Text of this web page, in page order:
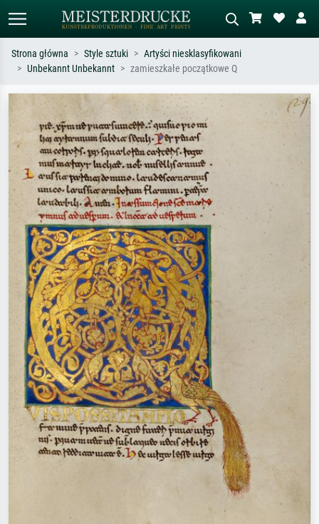
Szukaj wg artysty, tytułu lub stylu – np.
Monet, Gwiaździsta noc,
impresjonizm, fala Hokusaia, akt.
Opisz scenę – np. zielona łąka,
abstrakcja z czerwienią, ciemny olej,
stojący akt obok drzewa.
Strona główna Style sztuki
Artyści niesklasyfikowani
Unbekannt Unbekannt
zamieszkałe początkowe Q